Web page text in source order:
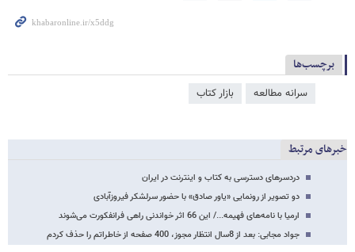
برچسب‌ها
سرانه مطالعه بازار کتاب
خبرهای مرتبط
دردسرهای دسترسی به کتاب و اینترنت در ایران
دو تصویر از رونمایی «یاور صادق» با حضور سرلشکر فیروزآبادی
ارمیا با نامه‌های فهیمه.../ این 66 اثر خواندنی راهی فرانفکورت می‌شوند
جواد مجابی: بعد از 8سال انتظار مجوز، 400 صفحه از خاطراتم را حذف کردم